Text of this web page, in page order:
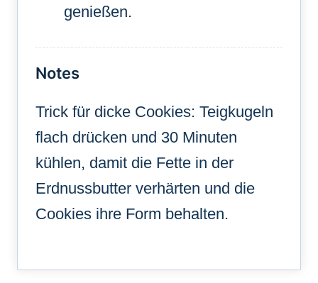
genießen.
Notes
Trick für dicke Cookies: Teigkugeln
flach drücken und 30 Minuten
kühlen, damit die Fette in der
Erdnussbutter verhärten und die
Cookies ihre Form behalten.